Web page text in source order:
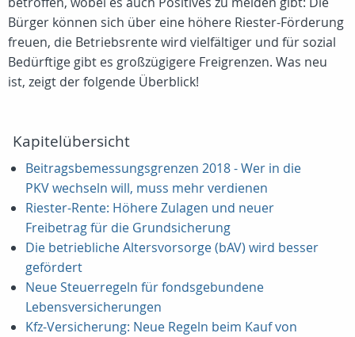
Bürger können sich über eine höhere Riester-Förderung
freuen, die Betriebsrente wird vielfältiger und für sozial
Bedürftige gibt es großzügigere Freigrenzen. Was neu
ist, zeigt der folgende Überblick!
Kapitelübersicht
Beitragsbemessungsgrenzen 2018 - Wer in die
PKV wechseln will, muss mehr verdienen
Riester-Rente: Höhere Zulagen und neuer
Freibetrag für die Grundsicherung
Die betriebliche Altersvorsorge (bAV) wird besser
gefördert
Neue Steuerregeln für fondsgebundene
Lebensversicherungen
Kfz-Versicherung: Neue Regeln beim Kauf von